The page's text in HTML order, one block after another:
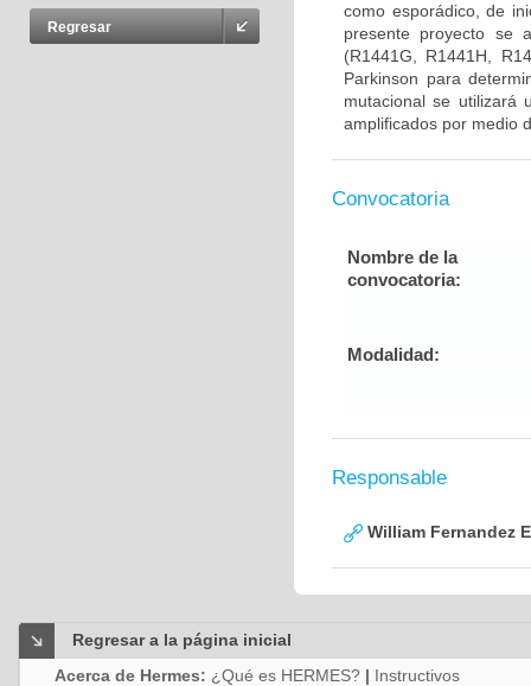
Regresar
como esporádico, de
presente proyecto se
(R1441G, R1441H,
Parkinson para
mutacional se utilizará
amplificados por medio
Convocatoria
Nombre de la
convocatoria:
Modalidad:
Responsable
William Fernandez
Regresar a la página inicial
Acerca de Hermes: ¿Qué es HERMES? | Instructivos